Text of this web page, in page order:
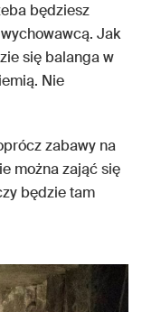
będziesz
Jak
się balanga w
Nie
zabawy na
można zająć się
będzie tam